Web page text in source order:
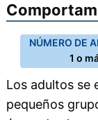
NÚMERO DE
1 o
Los adultos se
pequeños